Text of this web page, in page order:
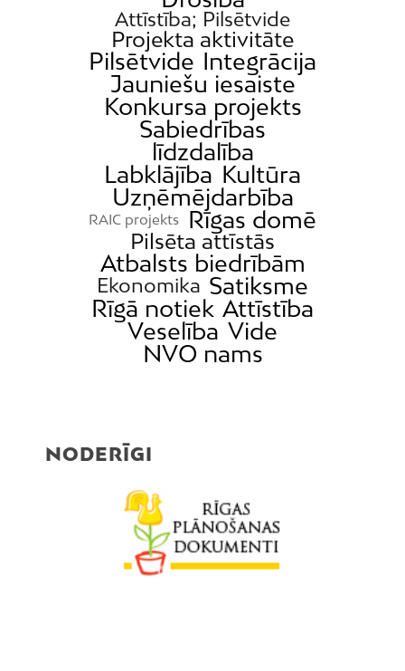
Attīstība; Pilsētvide
Projekta aktivitāte
Pilsētvide Integrācija
Jauniešu iesaiste
Konkursa projekts
Sabiedrības
līdzdalība
Labklājība Kultūra
Uzņēmējdarbība
RAIC projekts Rīgas domē
Pilsēta attīstās
Atbalsts biedrībām
Ekonomika Satiksme
Rīgā notiek Attīstība
Veselība Vide
NVO nams
NODERĪGI